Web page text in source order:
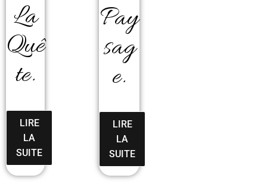
La
Quê
Te.
LIRE
LA
SUITE
Pay
Sag
E.
LIRE
LA
SUITE